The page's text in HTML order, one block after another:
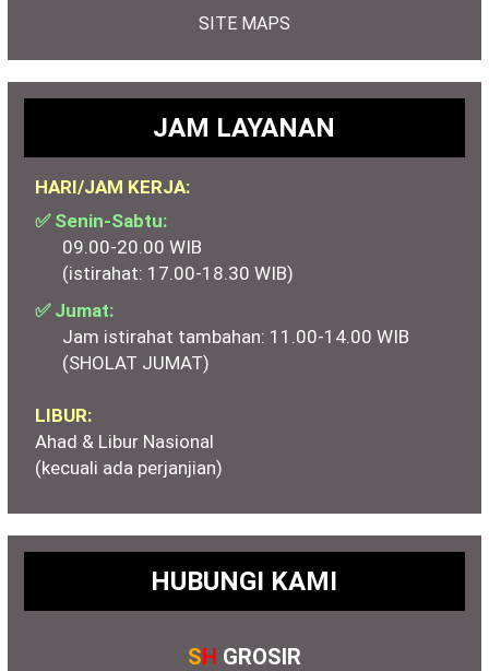
SITE MAPS
JAM LAYANAN
HARI/JAM KERJA:
✅ Senin-Sabtu:
09.00-20.00 WIB
(istirahat: 17.00-18.30 WIB)
✅ Jumat:
Jam istirahat tambahan: 11.00-14.00 WIB
(SHOLAT JUMAT)
LIBUR:
Ahad & Libur Nasional
(kecuali ada perjanjian)
HUBUNGI KAMI
SH GROSIR